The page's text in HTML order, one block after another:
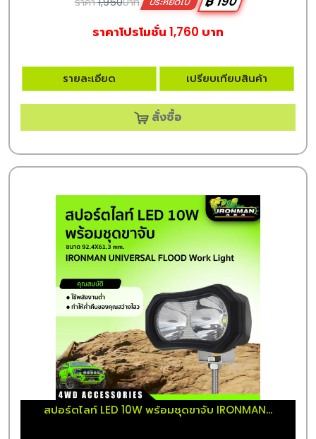
ราคาโปรโมชั่น 1,760 บาท
รายละเอียด เปรียบเทียบสินค้า
สั่งซื้อ
สปอร์ตไลท์ LED 10W พร้อมชุดขาจับ IRONMAN...